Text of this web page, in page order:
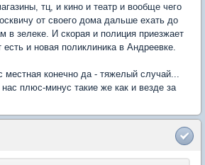
тц, и кино и театр и вообще чего
от своего дома дальше ехать до
в зелеке. И скорая и полиция приезжает
и новая поликлиника в Андреевке.
местная конечно да - тяжелый случай...
плюс-минус такие же как и везде за